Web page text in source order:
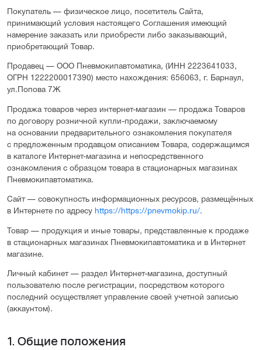
Покупатель — физическое лицо, посетитель Сайта,
принимающий условия настоящего Соглашения имеющий
намерение заказать или приобрести либо заказывающий,
приобретающий Товар.
Продавец — ООО Пневмокипавтоматика, (ИНН 2223641033,
ОГРН 1222200017390) место нахождения: 656063, г. Барнаул,
ул.Попова 7Ж
Продажа товаров через интернет-магазин — продажа Товаров
по договору розничной купли-продажи, заключаемому
на основании предварительного ознакомления покупателя
с предложенным продавцом описанием Товара, содержащимся
в каталоге Интернет-магазина и непосредственного
ознакомления с образцом товара в стационарных магазинах
Пневмокипавтоматика.
Сайт — совокупность информационных ресурсов, размещённых
в Интернете по адресу https://https://pnevmokip.ru/.
Товар — продукция и иные товары, представленные к продаже
в стационарных магазинах Пневмокипавтоматика и в Интернет
магазине.
Личный кабинет — раздел Интернет-магазина, доступный
пользователю после регистрации, посредством которого
последний осуществляет управление своей учетной записью
(аккаунтом).
1. Общие положения